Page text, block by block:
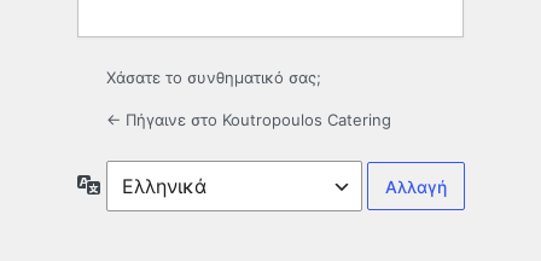
Χάσατε το συνθηματικό σας;
← Πήγαινε στο Koutropoulos Catering
Γλώσσα